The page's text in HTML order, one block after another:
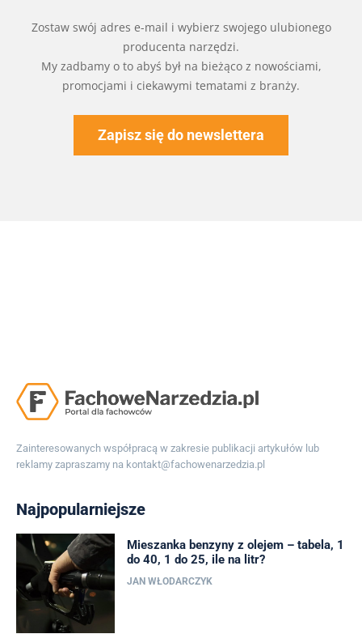
Zostaw swój adres e-mail i wybierz swojego ulubionego
producenta narzędzi.
My zadbamy o to abyś był na bieżąco z nowościami,
promocjami i ciekawymi tematami z branży.
Zapisz się do newslettera
Zainteresowanych współpracą w zakresie publikacji artykułów lub
reklamy zapraszamy na kontakt@fachowenarzedzia.pl
Najpopularniejsze
Mieszanka benzyny z olejem – tabela, 1
do 40, 1 do 25, ile na litr?
JAN WŁODARCZYK